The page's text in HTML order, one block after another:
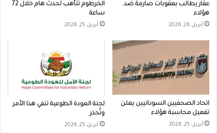
عقار يطالب بعقوبات صارمة ضد
هؤلاء
أبريل 26, 2026
الخرطوم تتأهب لحدث هام خلال 72
ساعة
أبريل 25, 2026
اتحاد الصحفيين السودانيين يعلن
تفعيل محاسبة هؤلاء
أبريل 25, 2026
لجنة العودة الطوعية تنفي هذا الأمر
وتُحذر
أبريل 25, 2026